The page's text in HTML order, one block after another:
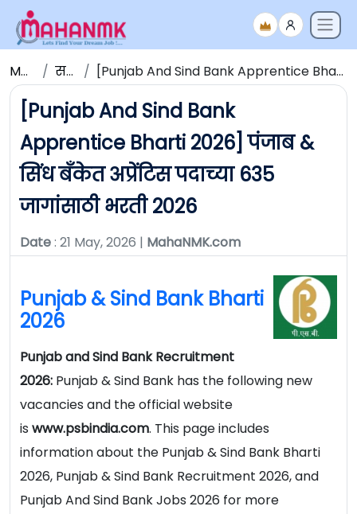
Maha NMK सर्व जाहिराती [Punjab And Sind Bank Apprentice Bharti 2026] पंजाब & सिंध बँकेत अप्रेंटिस पदाच्या 635 जागांसाठी भरती 2026
[Punjab And Sind Bank
Apprentice Bharti 2026] पंजाब &
सिंध बँकेत अप्रेंटिस पदाच्या 635
जागांसाठी भरती 2026
Date: 21 May, 2026 | MahaNMK.com
Punjab & Sind Bank Bharti
2026
Punjab and Sind Bank Recruitment
2026: Punjab & Sind Bank has the following new
vacancies and the official website
is www.psbindia.com. This page includes
information about the Punjab & Sind Bank Bharti
2026, Punjab & Sind Bank Recruitment 2026, and
Punjab And Sind Bank Jobs 2026 for more